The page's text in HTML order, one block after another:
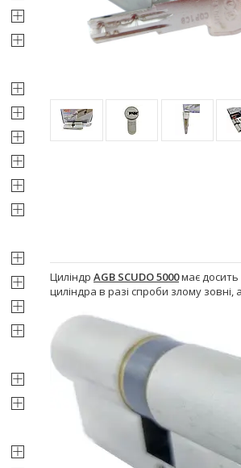
Циліндр AGB SCUDO 5000має досить
циліндра в разі спроби злому